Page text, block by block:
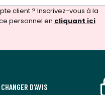
client ? Inscrivez-vous à la
personnel en cliquant ici
D'AVIS